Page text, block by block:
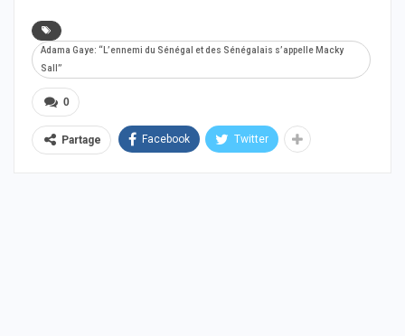
Adama Gaye: “L’ennemi du Sénégal et des Sénégalais s’appelle Macky
Sall”
0
Partage Facebook Twitter